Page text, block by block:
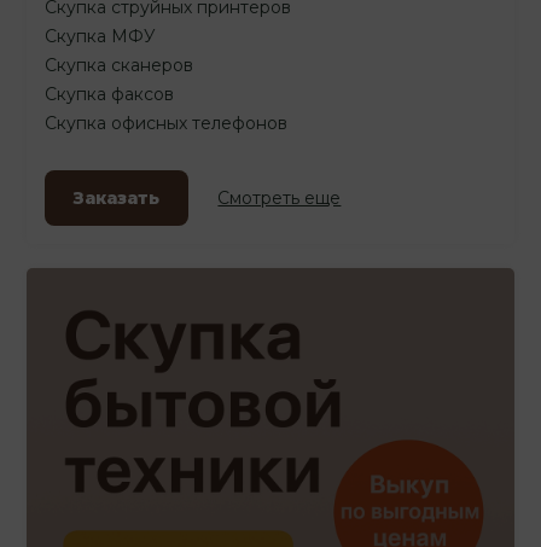
Скупка струйных принтеров
Скупка МФУ
Скупка сканеров
Скупка факсов
Скупка офисных телефонов
Заказать Смотреть еще